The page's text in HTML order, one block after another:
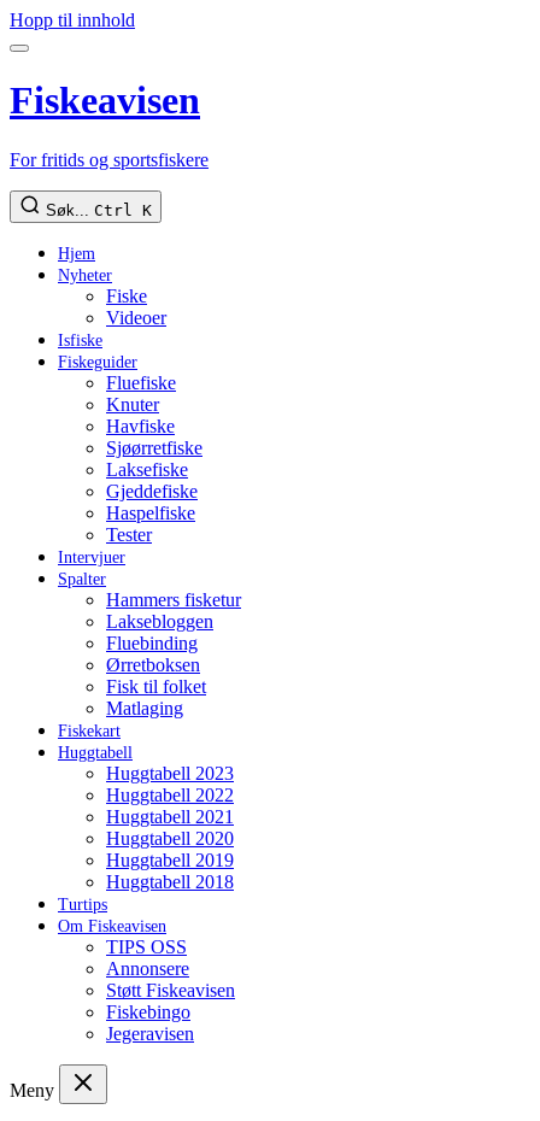
Hopp til innhold
Fiskeavisen
For fritids og sportsfiskere
Søk... Ctrl K
Hjem
Nyheter
Fiske
Videoer
Isfiske
Fiskeguider
Fluefiske
Knuter
Havfiske
Sjøørretfiske
Laksefiske
Gjeddefiske
Haspelfiske
Tester
Intervjuer
Spalter
Hammers fisketur
Laksebloggen
Fluebinding
Ørretboksen
Fisk til folket
Matlaging
Fiskekart
Huggtabell
Huggtabell 2023
Huggtabell 2022
Huggtabell 2021
Huggtabell 2020
Huggtabell 2019
Huggtabell 2018
Turtips
Om Fiskeavisen
TIPS OSS
Annonsere
Støtt Fiskeavisen
Fiskebingo
Jegeravisen
Meny